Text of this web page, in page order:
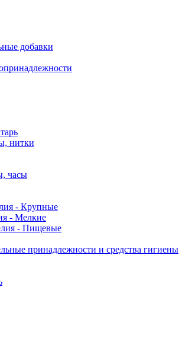
добавки
нитки
часы
- Крупные
- Мелкие
- Пищевые
принадлежности и средства гигиены